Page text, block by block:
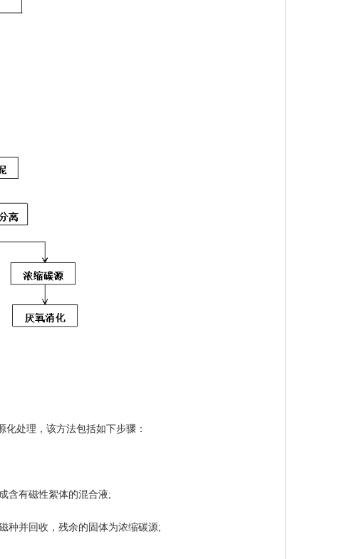
处理，该方法包括如下步骤：
含有磁性絮体的混合液;
并回收，残余的固体为浓缩碳源;